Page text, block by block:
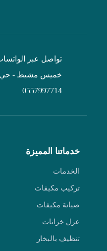
تواصل عبر
خميس مشيط - حي
0557997714
خدماتنا المميزة
الخدمات
تركيب مكيفات
صيانة مكيفات
عزل خزانات
تنظيف بالبخار